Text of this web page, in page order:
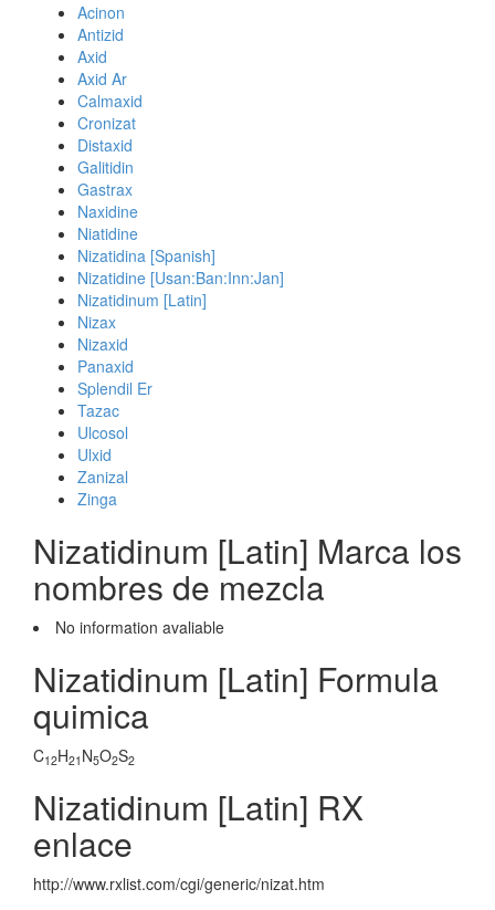
Acinon
Antizid
Axid
Axid Ar
Calmaxid
Cronizat
Distaxid
Galitidin
Gastrax
Naxidine
Niatidine
Nizatidina [Spanish]
Nizatidine [Usan:Ban:Inn:Jan]
Nizatidinum [Latin]
Nizax
Nizaxid
Panaxid
Splendil Er
Tazac
Ulcosol
Ulxid
Zanizal
Zinga
Nizatidinum [Latin] Marca los
nombres de mezcla
No information avaliable
Nizatidinum [Latin] Formula
quimica
C12H21 N5O2S2
Nizatidinum [Latin] RX
enlace
http://www.rxlist.com/cgi/generic/nizat.htm